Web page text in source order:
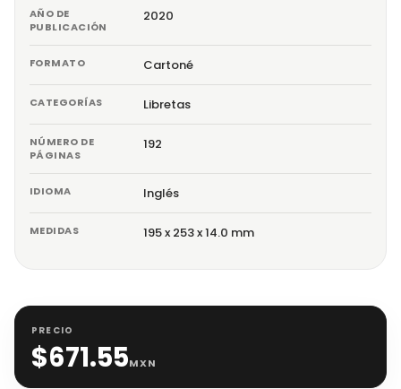
AÑO DE
PUBLICACIÓN
2020
FORMATO Cartoné
CATEGORÍAS Libretas
NÚMERO DE
PÁGINAS
192
IDIOMA Inglés
MEDIDAS 195 x 253 x 14.0 mm
PRECIO
$671.55MXN